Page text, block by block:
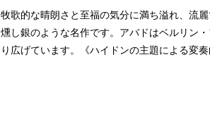
牧歌的な晴朗さと至福の気分に満ち溢れ、流
燻し銀のような名作です。アバドはベルリン
り広げています。《ハイドンの主題による変